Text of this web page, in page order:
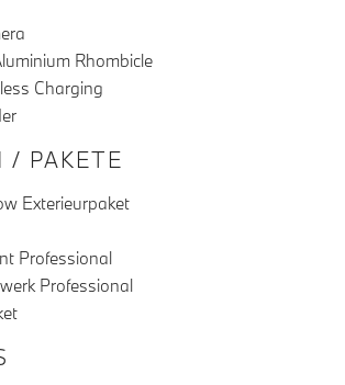
Rhombicle
Charging
/ PAKETE
Exterieurpaket
Professional
Professional